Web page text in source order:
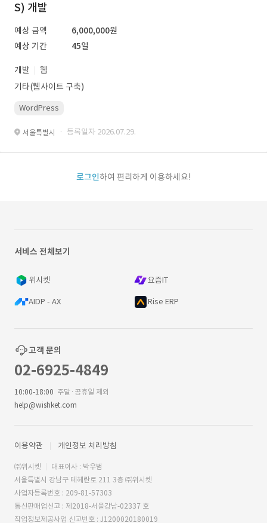
S) 개발
예상 금액
6,000,000원
예상 기간
45일
개발
웹
기타(웹사이트 구축)
WordPress
서울특별시 · 등록일자 2026.07.29.
로그인하여 편리하게 이용하세요!
서비스 전체보기
위시켓 요즘IT
AIDP - AX Rise ERP
고객 문의
02-6925-4849
10:00-18:00 주말·공휴일 제외
help@wishket.com
이용약관 개인정보 처리방침
㈜위시켓
대표이사 : 박우범
서울특별시 강남구 테헤란로 211 3층 ㈜위시켓
사업자등록번호 : 209-81-57303
통신판매업신고 : 제2018-서울강남-02337 호
직업정보제공사업 신고번호 : J1200020180019